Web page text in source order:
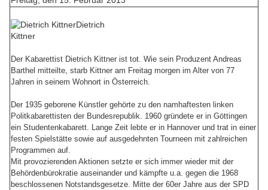
Dietrich
Kittner
Der Kabarettist Dietrich Kittner ist tot. Wie sein Produzent Andreas
Barthel mitteilte, starb Kittner am Freitag morgen im Alter von 77
Jahren in seinem Wohnort in Österreich.
Der 1935 geborene Künstler gehörte zu den namhaftesten linken
Politkabarettisten der Bundesrepublik. 1960 gründete er in Göttingen
ein Studentenkabarett. Lange Zeit lebte er in Hannover und trat in einer
festen Spielstätte sowie auf ausgedehnten Tourneen mit zahlreichen
Programmen auf.
Mit provozierenden Aktionen setzte er sich immer wieder mit der
Behördenbürokratie auseinander und kämpfte u.a. gegen die 1968
beschlossenen Notstandsgesetze. Mitte der 60er Jahre aus der SPD